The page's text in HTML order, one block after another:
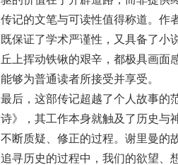
传记的文笔与可读性值得称道。作
既保证了学术严谨性，又具备了小
丘上挥动铁锹的艰辛，都极具画面
能够为普通读者所接受并享受。
最后，这部传记超越了个人故事的
诗》，其工作本身就触及了历史与
不断质疑、修正的过程。谢里曼的
追寻历史的过程中，我们的欲望、